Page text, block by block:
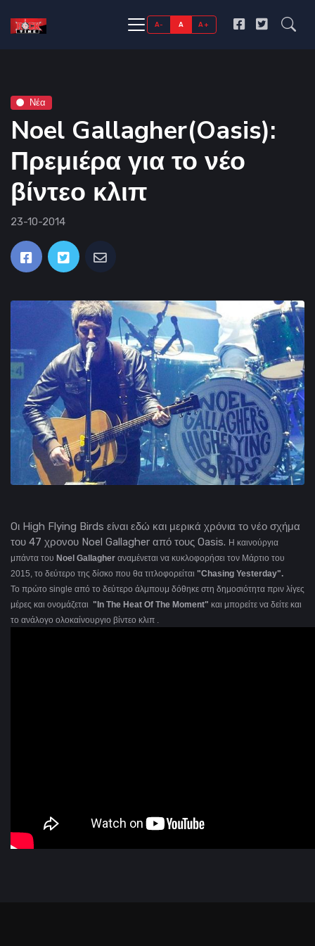
A- A A+
Νέα
Noel Gallagher(Oasis):
Πρεμιέρα για το νέο
βίντεο κλιπ
23-10-2014
Oι High Flying Birds είναι εδώ και μερικά χρόνια το νέο σχήμα
του 47 χρονου Noel Gallagher από τους Oasis. H καινούργια
μπάντα του Noel Gallagher αναμένεται να κυκλοφορήσει τον Μάρτιο του
2015, το δεύτερο της δίσκο που θα τιτλοφορείται "Chasing Yesterday".
Το πρώτο single από το δεύτερο άλμπουμ δόθηκε στη δημοσιότητα πριν λίγες
μέρες και ονομάζεται "In The Heat Of The Moment" και μπορείτε να δείτε και
το ανάλογο ολοκαίνουργιο βίντεο κλιπ .